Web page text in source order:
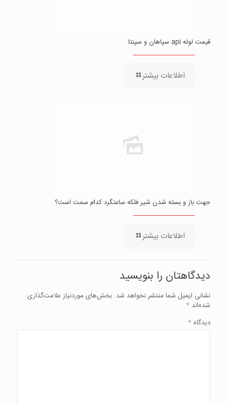
قیمت لوله api سپاهان و سپنتا
اطلاعات بیشتر
جهت باز و بسته شدن شیر فلکه ساعتگرد کدام سمت است؟
اطلاعات بیشتر
دیدگاهتان را بنویسید
نشانی ایمیل شما منتشر نخواهد شد. بخش‌های موردنیاز علامت‌گذاری
شده‌اند *
دیدگاه *